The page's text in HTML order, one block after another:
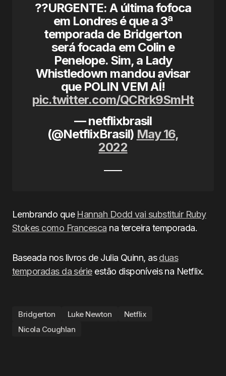
??URGENTE: A última fofoca
em Londres é que a 3ª
temporada de Bridgerton
será focada em Colin e
Penelope. Sim, a Lady
Whistledown mandou avisar
que POLIN VEM AÍ!
pic.twitter.com/QCRrk9SmHt
— netflixbrasil
(@NetflixBrasil) May 16,
2022
Lembrando que Hannah Dodd vai substituir Ruby
Stokes como Francesca na terceira temporada.
Baseada nos livros de Julia Quinn, asduas
temporadas da sérieestão disponíveis na Netflix.
Bridgerton Luke Newton
Netflix
Nicola Coughlan